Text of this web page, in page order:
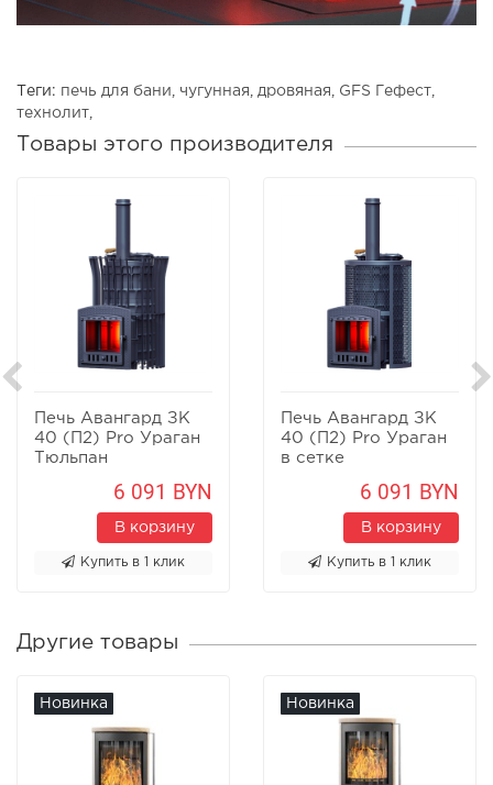
Теги: печь для бани чугунная дровяная GFS Гефест
технолит
Товары этого производителя
Печь Авангард ЗК
40 (П2) Pro Ураган
Тюльпан
6 091 BYN
В корзину
Купить в 1 клик
Печь Авангард ЗК
40 (П2) Pro Ураган
в сетке
6 091 BYN
В корзину
Купить в 1 клик
Другие товары
Новинка Новинка